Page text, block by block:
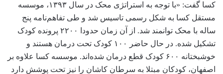
کسا گفت: «با توجه به استراتژی محک در سال ۱۳۹۳، موسسه
مستقل کسا به شکل رسمی تاسیس شد و طی تفاهم‌نامه پنج
ساله با محک توانمند شد. از آن زمان حدودا ۲۲۰۰ پرونده کودک
تشکیل شده. در حال حاضر ۱۰۰ کودک تحت درمان هستند و
خوشبختانه ۶۰۰ کودک قطع درمان شده‌اند. موسسه کسا علاوه بر
اصفهان، کودکان مبتلا به سرطان کاشان را نیز تحت پوشش دارد